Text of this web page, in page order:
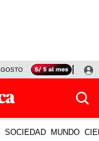
TINKA RESULTADOS
SOCIEDAD MUNDO